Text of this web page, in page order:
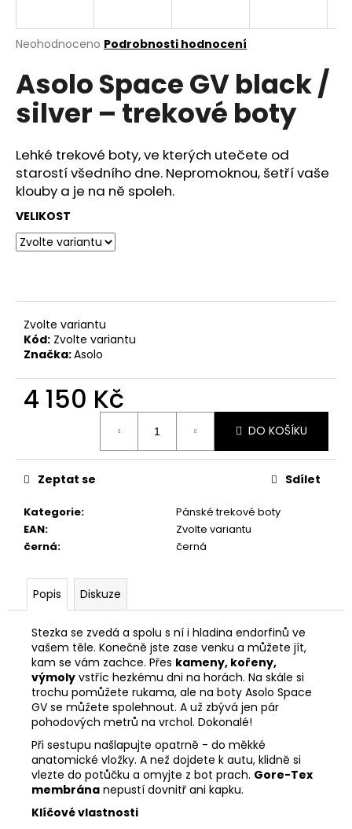
Průměrné
produktu
je
z
hvězdiček.
Neohodnoceno Podrobnosti hodnocení
Asolo Space GV black /
silver – trekové boty
Lehké trekové boty, ve kterých utečete od
starostí všedního dne. Nepromoknou, šetří vaše
klouby a je na ně spoleh.
VELIKOST
Zvolte variantu
Kód: Zvolte variantu
Značka:Asolo
4 150 Kč
DO KOŠÍKU
Kategorie:
Pánské trekové boty
EAN:
Zvolte variantu
černá: černá
Zeptat se Sdílet
Popis Diskuze
Stezka se zvedá a spolu s ní i hladina endorfinů ve
vašem těle. Konečně jste zase venku a můžete jít,
kam se vám zachce. Přes kameny, kořeny,
výmoly vstříc hezkému dni na horách. Na skále si
trochu pomůžete rukama, ale na boty Asolo Space
GV se můžete spolehnout. A už zbývá jen pár
pohodových metrů na vrchol. Dokonalé!
Při sestupu našlapujte opatrně - do měkké
anatomické vložky. A než dojdete k autu, klidně si
vlezte do potůčku a omyjte z bot prach. Gore-Tex
membrána nepustí dovnitř ani kapku.
Klíčové vlastnosti
j
t
?
HLEDAT
D
o
u
č
e
PRIMIGI
298
Kč